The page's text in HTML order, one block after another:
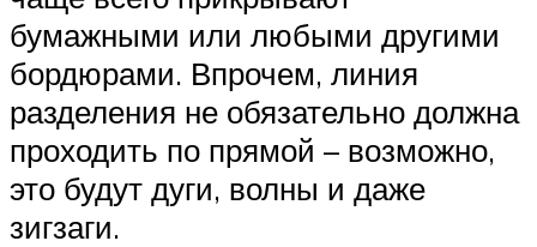
бумажными или любыми другими
бордюрами. Впрочем, линия
разделения не обязательно должна
проходить по прямой – возможно,
это будут дуги, волны и даже
зигзаги.